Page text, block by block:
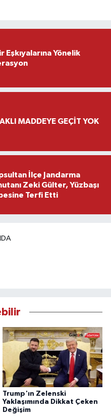
Eşkıyalarına Yönelik
MADDEYE GEÇİT YOK
İlçe Jandarma
Zeki Gülter, Yüzbaşı
Terfi Etti
Trump'ın Zelenski
Yaklaşımında Dikkat Çeken
Değişim